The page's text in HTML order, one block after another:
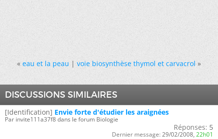
« eau et la peau|voie biosynthèse thymol et carvacrol »
DISCUSSIONS SIMILAIRES
[Identification] Envie forte d'étudier les araignées
Par invite111a37f8 dans le forum Biologie
Réponses: 5
Dernier message: 29/02/2008, 22h01